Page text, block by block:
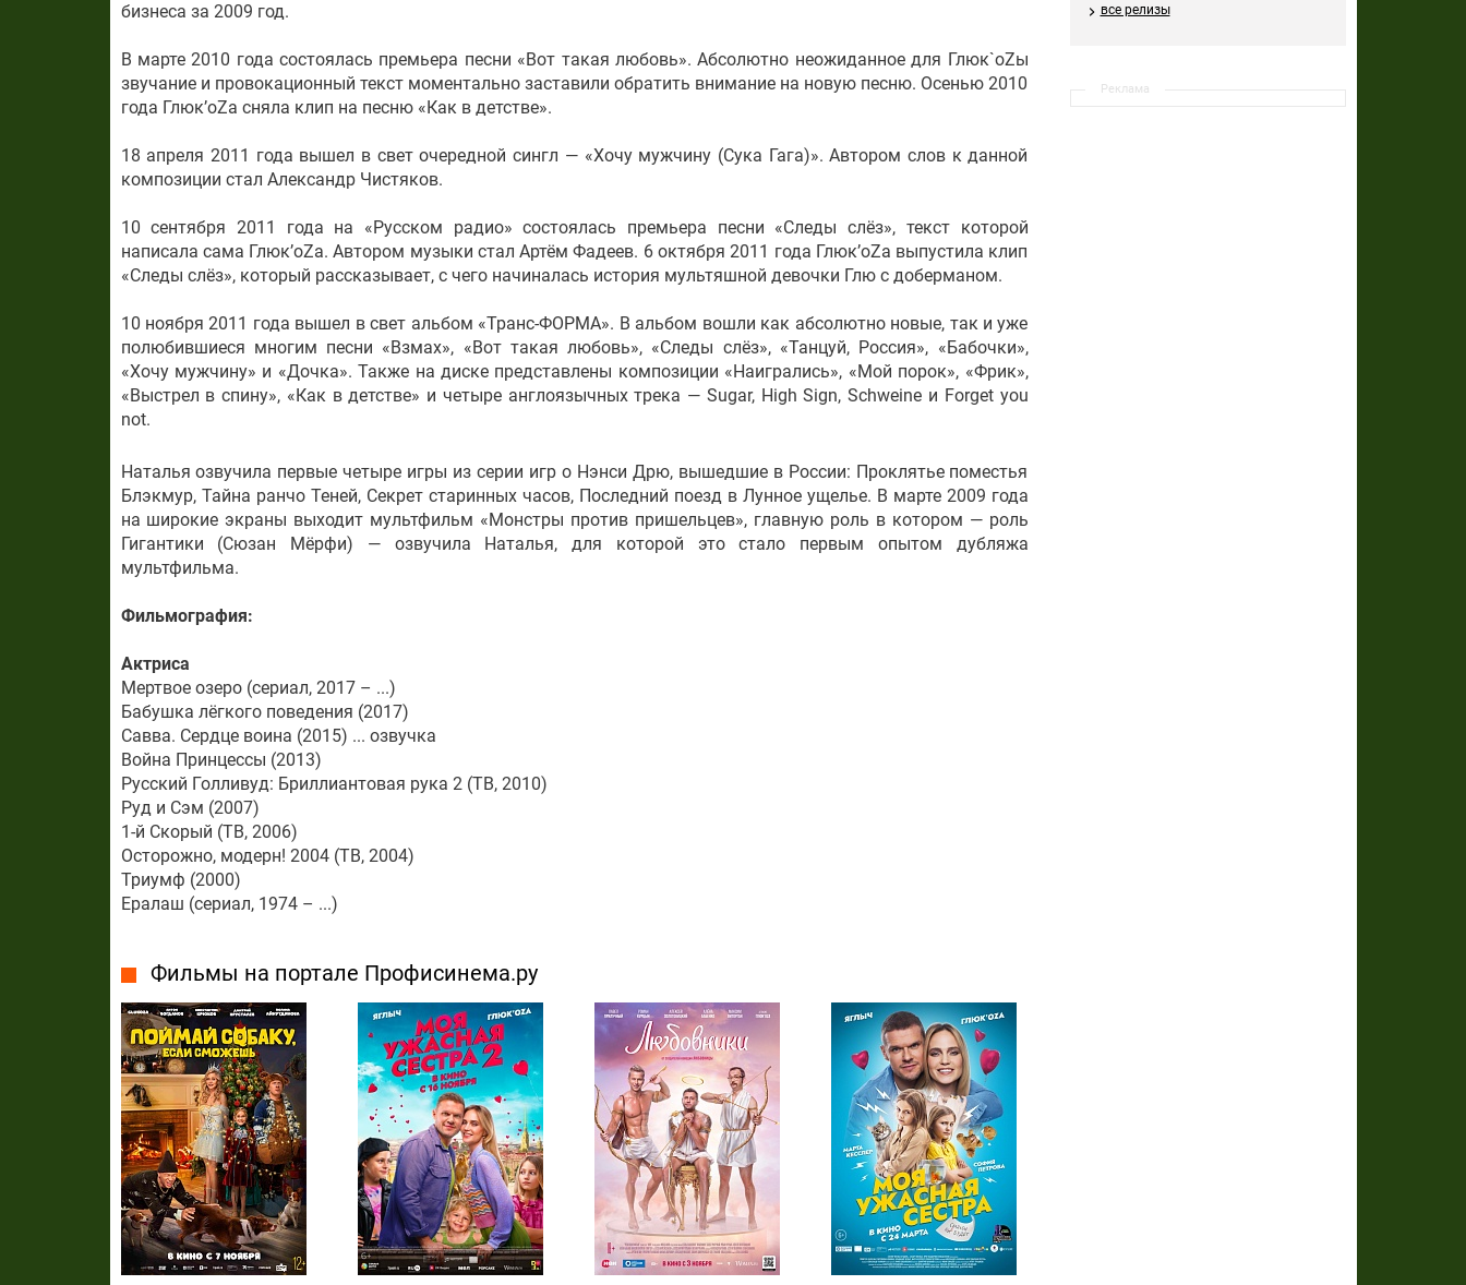
все релизы
Реклама
бизнеса за 2009 год.
В марте 2010 года состоялась премьера песни «Вот такая любовь». Абсолютно неожиданное для Глюк`oZы
звучание и провокационный текст моментально заставили обратить внимание на новую песню. Осенью 2010
года Глюк’oZа сняла клип на песню «Как в детстве».
18 апреля 2011 года вышел в свет очередной сингл — «Хочу мужчину (Сука Гага)». Автором слов к данной
композиции стал Александр Чистяков.
10 сентября 2011 года на «Русском радио» состоялась премьера песни «Следы слёз», текст которой
написала сама Глюк’oZa. Автором музыки стал Артём Фадеев. 6 октября 2011 года Глюк’oZa выпустила клип
«Следы слёз», который рассказывает, с чего начиналась история мультяшной девочки Глю с доберманом.
10 ноября 2011 года вышел в свет альбом «Транс-ФОРМА». В альбом вошли как абсолютно новые, так и уже
полюбившиеся многим песни «Взмах», «Вот такая любовь», «Следы слёз», «Танцуй, Россия», «Бабочки»,
«Хочу мужчину» и «Дочка». Также на диске представлены композиции «Наигрались», «Мой порок», «Фрик»,
«Выстрел в спину», «Как в детстве» и четыре англоязычных трека — Sugar, High Sign, Schweine и Forget you
not.
Наталья озвучила первые четыре игры из серии игр о Нэнси Дрю, вышедшие в России: Проклятье поместья
Блэкмур, Тайна ранчо Теней, Секрет старинных часов, Последний поезд в Лунное ущелье. В марте 2009 года
на широкие экраны выходит мультфильм «Монстры против пришельцев», главную роль в котором — роль
Гигантики (Сюзан Мёрфи) — озвучила Наталья, для которой это стало первым опытом дубляжа
мультфильма.
Фильмография:
Актриса
Мертвое озеро (сериал, 2017 – ...)
Бабушка лёгкого поведения (2017)
Савва. Сердце воина (2015) ... озвучка
Война Принцессы (2013)
Русский Голливуд: Бриллиантовая рука 2 (ТВ, 2010)
Руд и Сэм (2007)
1-й Скорый (ТВ, 2006)
Осторожно, модерн! 2004 (ТВ, 2004)
Триумф (2000)
Ералаш (сериал, 1974 – ...)
Фильмы на портале Профисинема.ру